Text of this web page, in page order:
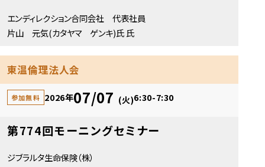
エンディレクション合同会社 代表社員
片山 元気(カタヤマ ゲンキ)氏 氏
東温倫理法人会
参加無料 2026年07/07 (火)6:30-7:30
第774回モーニングセミナー
ジブラルタ生命保険（株）